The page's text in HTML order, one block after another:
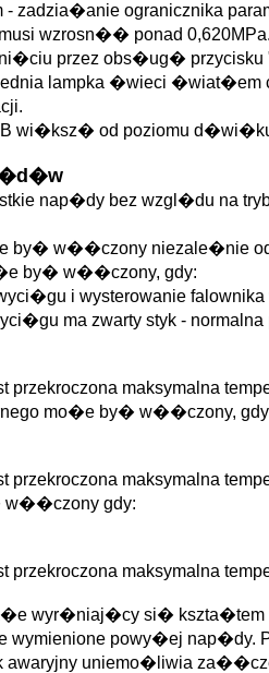
zadzia�anie ogranicznika
wzrosn�� ponad 0,620MPa.
przez obs�ug�
lampka �wieci
wi�ksz� od poziomu
nap�dy bez wzgl�du na
by� w��czony niezale�nie
by� w��czony, gdy:
i wysterowanie
ma zwarty styk -
przekroczona maksymalna
mo�e by� w��czony,
przekroczona maksymalna
w��czony gdy:
przekroczona maksymalna
wyr�niaj�cy si�
powy�ej nap�dy.
uniemo�liwia